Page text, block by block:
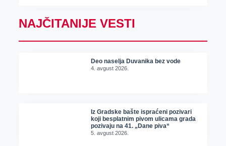
NAJČITANIJE VESTI
Deo naselja Duvanika bez vode
4. avgust 2026.
Iz Gradske bašte ispraćeni pozivari
koji besplatnim pivom ulicama grada
pozivaju na 41. „Dane piva“
5. avgust 2026.